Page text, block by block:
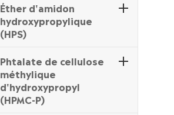
Éther d'amidon
hydroxypropylique
(HPS)
Phtalate de cellulose
méthylique
d'hydroxypropyl
(HPMC-P)